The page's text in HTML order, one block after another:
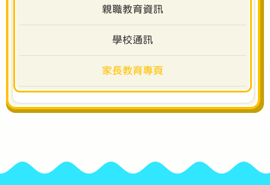
親職教育資訊
學校通訊
家長教育專頁